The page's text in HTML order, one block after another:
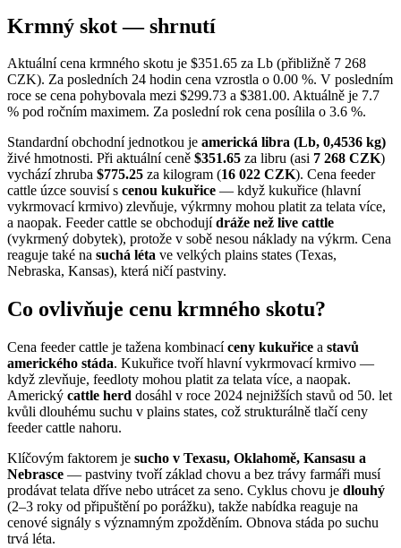
Krmný skot — shrnutí
Aktuální cena krmného skotu je $351.65 za Lb (přibližně 7 268
CZK). Za posledních 24 hodin cena vzrostla o 0.00 %. V posledním
roce se cena pohybovala mezi $299.73 a $381.00. Aktuálně je 7.7
% pod ročním maximem. Za poslední rok cena posílila o 3.6 %.
Standardní obchodní jednotkou je americká libra (Lb, 0,4536 kg)
živé hmotnosti. Při aktuální ceně $351.65 za libru (asi 7 268 CZK)
vychází zhruba $775.25 za kilogram (16 022 CZK). Cena feeder
cattle úzce souvisí s cenou kukuřice — když kukuřice (hlavní
vykrmovací krmivo) zlevňuje, výkrmny mohou platit za telata více,
a naopak. Feeder cattle se obchodujídráže než live cattle
(vykrmený dobytek), protože v sobě nesou náklady na výkrm. Cena
reaguje také na suchá léta ve velkých plains states (Texas,
Nebraska, Kansas), která ničí pastviny.
Co ovlivňuje cenu krmného skotu?
Cena feeder cattle je tažena kombinacíceny kukuřice a stavů
amerického stáda. Kukuřice tvoří hlavní vykrmovací krmivo —
když zlevňuje, feedloty mohou platit za telata více, a naopak.
Americký cattle herd dosáhl v roce 2024 nejnižších stavů od 50. let
kvůli dlouhému suchu v plains states, což strukturálně tlačí ceny
feeder cattle nahoru.
Klíčovým faktorem je sucho v Texasu, Oklahomě, Kansasu a
Nebrasce — pastviny tvoří základ chovu a bez trávy farmáři musí
prodávat telata dříve nebo utrácet za seno. Cyklus chovu je dlouhý
(2–3 roky od připuštění po porážku), takže nabídka reaguje na
cenové signály s významným zpožděním. Obnova stáda po suchu
trvá léta.